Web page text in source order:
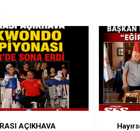
AÇIKHAVA